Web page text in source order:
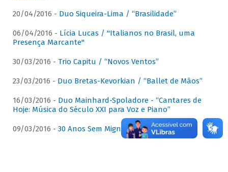
20/04/2016 - Duo Siqueira-Lima / “Brasilidade”
06/04/2016 - Lícia Lucas / "Italianos no Brasil, uma
Presença Marcante"
30/03/2016 - Trio Capitu / “Novos Ventos”
23/03/2016 - Duo Bretas-Kevorkian / “Ballet de Mãos”
16/03/2016 - Duo Mainhard-Spoladore - “Cantares de
Hoje: Música do Século XXI para Voz e Piano”
09/03/2016 - 30 Anos Sem Mignone